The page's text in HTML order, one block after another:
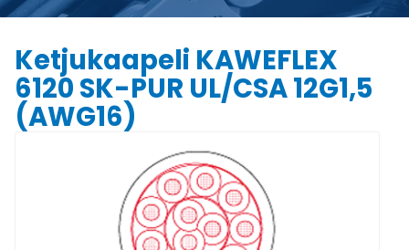
Ketjukaapeli KAWEFLEX
6120 SK-PUR UL/CSA 12G1,5
(AWG16)